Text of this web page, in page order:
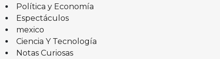
Política y Economía
Espectáculos
mexico
Ciencia Y Tecnología
Notas Curiosas